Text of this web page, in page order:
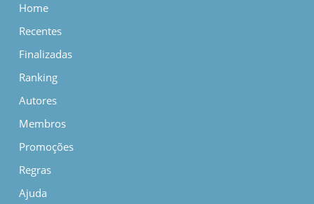
Home
Recentes
Finalizadas
Ranking
Autores
Membros
Promoções
Regras
Ajuda